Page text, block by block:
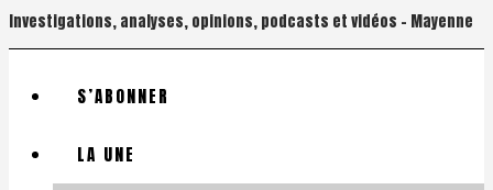
Investigations, analyses, opinions, podcasts et vidéos – Mayenne
S’ABONNER
LA UNE